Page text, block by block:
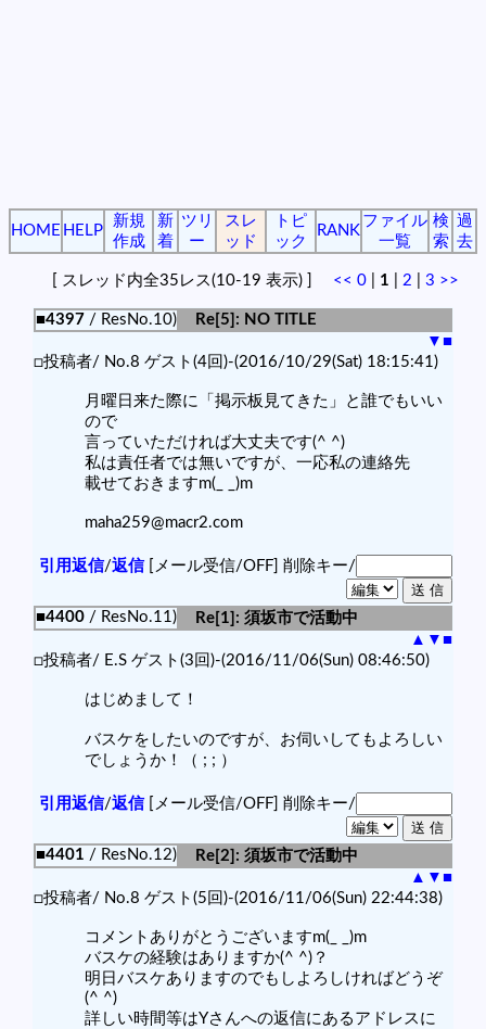
HOME HELP
新規
作成
新
着
ツリ
ー
スレ
ッド
トピ
ック
RANK
ファイル
一覧
検
索
過
去
[ スレッド内全35レス(10-19 表示) ] << 0 1 2 3 >>
■4397 / ResNo.10)
Re[5]: NO TITLE
▼ ■
□投稿者/ No.8 ゲスト(4回)-(2016/10/29(Sat) 18:15:41)
月曜日来た際に「掲示板見てきた」と誰でもいい
ので
言っていただければ大丈夫です(^ ^)
私は責任者では無いですが、一応私の連絡先
載せておきますm(_ _)m
maha259@macr2.com
引用返信/返信[メール受信/OFF] 削除キー/
■4400 / ResNo.11)
Re[1]: 須坂市で活動中
▲ ▼ ■
□投稿者/ E.S ゲスト(3回)-(2016/11/06(Sun) 08:46:50)
はじめまして！
バスケをしたいのですが、お伺いしてもよろしい
でしょうか！（ ; ; ）
引用返信/返信[メール受信/OFF] 削除キー/
■4401 / ResNo.12)
Re[2]: 須坂市で活動中
▲ ▼ ■
□投稿者/ No.8 ゲスト(5回)-(2016/11/06(Sun) 22:44:38)
コメントありがとうございますm(_ _)m
バスケの経験はありますか(^ ^)？
明日バスケありますのでもしよろしければどうぞ
(^ ^)
詳しい時間等はYさんへの返信にあるアドレスに